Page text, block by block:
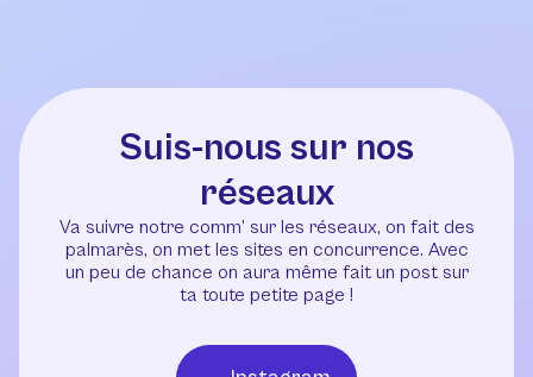
Suis-nous sur nos
réseaux
Va suivre notre comm’ sur les réseaux, on fait des
palmarès, on met les sites en concurrence. Avec
un peu de chance on aura même fait un post sur
ta toute petite page !